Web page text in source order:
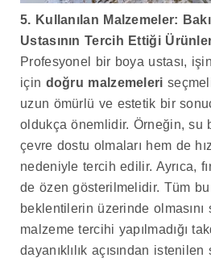
5. Kullanılan Malzemeler:
Ustasının Tercih Ettiği
Profesyonel bir boya ustası,
için doğru malzemeleri
uzun ömürlü ve estetik bir
oldukça önemlidir. Örneğin, su
çevre dostu olmaları hem de
nedeniyle tercih edilir. Ayrıca,
de özen gösterilmelidir. Tüm
beklentilerin üzerinde olmasını
malzeme tercihi yapılmadığı
dayanıklılık açısından